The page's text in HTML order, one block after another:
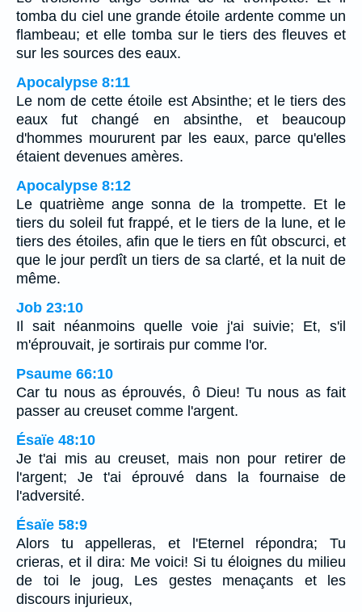
tomba du ciel une grande étoile ardente comme un
flambeau; et elle tomba sur le tiers des fleuves et
sur les sources des eaux.
Apocalypse 8:11
Le nom de cette étoile est Absinthe; et le tiers des
eaux fut changé en absinthe, et beaucoup
d'hommes moururent par les eaux, parce qu'elles
étaient devenues amères.
Apocalypse 8:12
Le quatrième ange sonna de la trompette. Et le
tiers du soleil fut frappé, et le tiers de la lune, et le
tiers des étoiles, afin que le tiers en fût obscurci, et
que le jour perdît un tiers de sa clarté, et la nuit de
même.
Job 23:10
Il sait néanmoins quelle voie j'ai suivie; Et, s'il
m'éprouvait, je sortirais pur comme l'or.
Psaume 66:10
Car tu nous as éprouvés, ô Dieu! Tu nous as fait
passer au creuset comme l'argent.
Ésaïe 48:10
Je t'ai mis au creuset, mais non pour retirer de
l'argent; Je t'ai éprouvé dans la fournaise de
l'adversité.
Ésaïe 58:9
Alors tu appelleras, et l'Eternel répondra; Tu
crieras, et il dira: Me voici! Si tu éloignes du milieu
de toi le joug, Les gestes menaçants et les
discours injurieux,